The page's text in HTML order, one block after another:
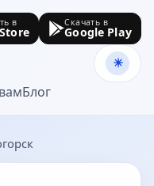
Блог
в Скачать в
Google Play